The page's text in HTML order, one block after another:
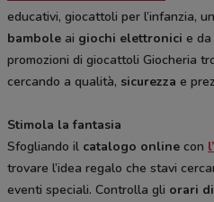
educativi, giocattoli per l’infanzia,
bambole ai giochi elettronici e
promozioni di giocattoli Giocheria
cercando a qualità, sicurezza e
Stimola la fantasia
Sfogliando il catalogo online con
trovare l’idea regalo che stavi
eventi speciali. Controlla gli orari